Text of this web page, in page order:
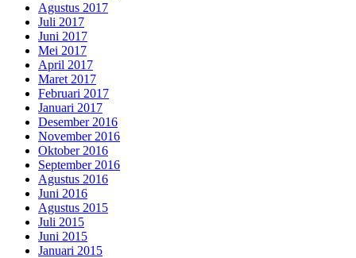
Agustus 2017
Juli 2017
Juni 2017
Mei 2017
April 2017
Maret 2017
Februari 2017
Januari 2017
Desember 2016
November 2016
Oktober 2016
September 2016
Agustus 2016
Juni 2016
Agustus 2015
Juli 2015
Juni 2015
Januari 2015